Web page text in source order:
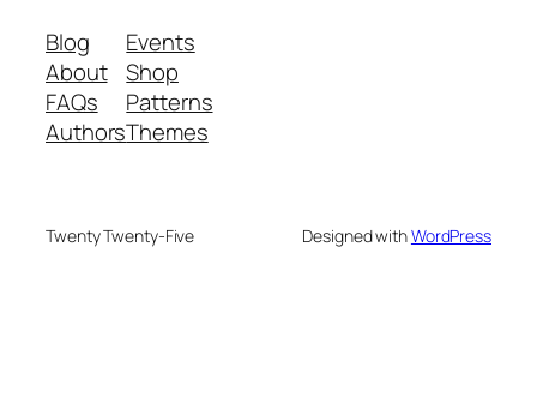
Blog
About
FAQs
Authors
Events
Shop
Patterns
Themes
Twenty Twenty-Five Designed withWordPress